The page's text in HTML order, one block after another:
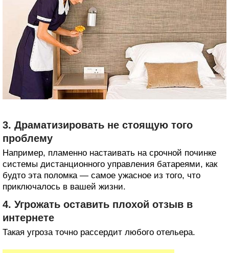
3. Драматизировать не стоящую того
проблему
Например, пламенно настаивать на срочной починке
системы дистанционного управления батареями, как
будто эта поломка — самое ужасное из того, что
приключалось в вашей жизни.
4. Угрожать оставить плохой отзыв в
интернете
Такая угроза точно рассердит любого отельера.